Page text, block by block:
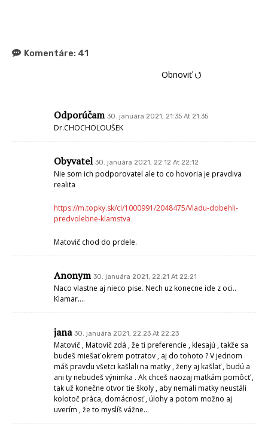
Komentáre: 41
Obnoviť ⭯
Odporúčam 30. januára 2021, 21:35 At 21:35
Dr.CHOCHOLOUŠEK
Obyvatel 30. januára 2021, 22:12 At 22:12
Nie som ich podporovatel ale to co hovoria je pravdiva
realita
https://m.topky.sk/cl/1000991/2048475/Vladu-dobehli-
predvolebne-klamstva
Matovič chod do prdele.
Anonym 30. januára 2021, 22:21 At 22:21
Naco vlastne aj nieco pise. Nech uz konecne ide z oci..
Klamar….
jana 30. januára 2021, 22:23 At 22:23
Matovič , Matovič zdá , že ti preferencie , klesajú , takže sa
budeš miešať okrem potratov , aj do tohoto ? V jednom
máš pravdu všetci kašlali na matky , ženy aj kašlať , budú a
ani ty nebudeš výnimka . Ak chceš naozaj matkám pomôcť ,
tak už konečne otvor tie školy , aby nemali matky neustáli
kolotoč práca, domácnosť , úlohy a potom možno aj
uverím , že to myslíš vážne…